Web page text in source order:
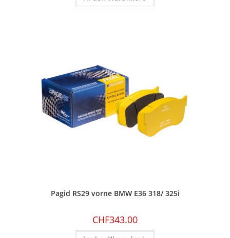
Pagid RS29 vorne BMW E36 318/ 325i
CHF343.00